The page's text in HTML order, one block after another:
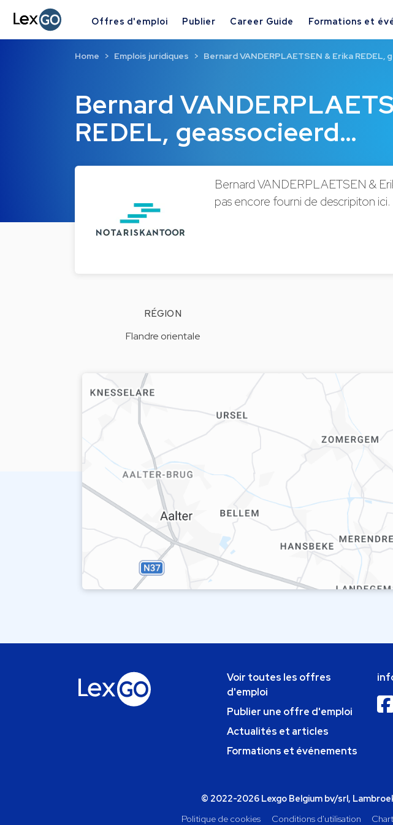
Offres d'emploi Publier Career Guide Formations et
Bernard
REDEL, geassocieerd…
Home Emplois juridiques Bernard VANDERPLAETSEN & Erika
Bernard VANDERPLAETSEN &
pas encore fourni de descripiton ici.
RÉGION
Flandre orientale
Voir toutes les offres
d'emploi
Publier une offre d'emploi
Actualités et articles
Formations et événements
© 2022-2026 Lexgo Belgium bv/srl,
Politique de cookies
Conditions d'utilisation